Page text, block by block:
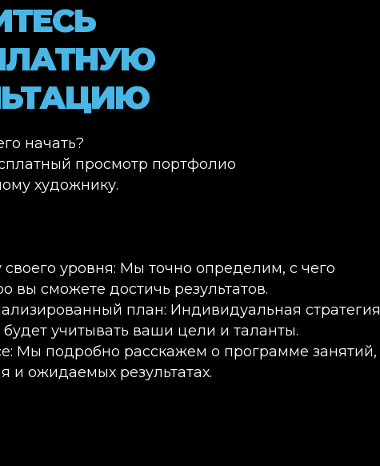
начать?
просмотр портфолио
художнику.
уровня: Мы точно определим, с чего
вы сможете достичь результатов.
план: Индивидуальная стратегия
будет учитывать ваши цели и таланты.
Мы подробно расскажем о программе занятий,
и ожидаемых результатах.